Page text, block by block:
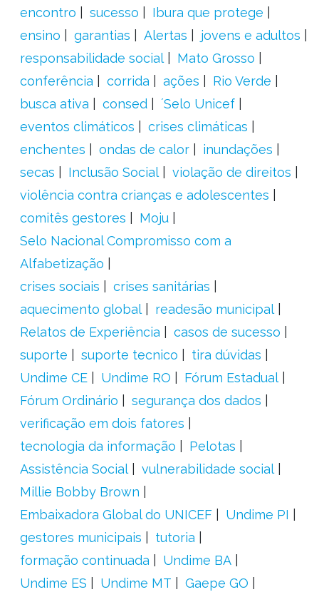
encontro
sucesso
Ibura que protege
ensino
garantias Alertas
jovens e adultos
responsabilidade social
Mato Grosso
conferência
corrida ações
Rio Verde
busca ativa
consed
´Selo Unicef
eventos climáticos
crises climáticas
enchentes
ondas de calor
inundações
secas
Inclusão Social
violação de direitos
violência contra crianças e adolescentes
comitês gestores
Moju
Selo Nacional Compromisso com a
Alfabetização
crises sociais
crises sanitárias
aquecimento global
readesão municipal
Relatos de Experiência
casos de sucesso
suporte
suporte tecnico
tira dúvidas
Undime CE
Undime RO
Fórum Estadual
Fórum Ordinário
segurança dos dados
verificação em dois fatores
tecnologia da informação
Pelotas
Assistência Social
vulnerabilidade social
Millie Bobby Brown
Embaixadora Global do UNICEF
Undime PI
gestores municipais
tutoria
formação continuada
Undime BA
Undime ES
Undime MT
Gaepe GO